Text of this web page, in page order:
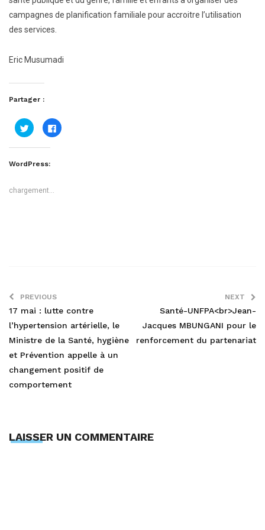
campagnes de planification familiale pour accroitre l’utilisation
des services.
Eric Musumadi
Partager :
Cliquez
pour
partager
sur
dans
une
Cliquez
pour
WordPress:
chargement…
PREVIOUS
17 mai : lutte contre
l’hypertension artérielle, le
Ministre de la Santé, hygiène
et Prévention appelle à un
changement positif de
comportement
NEXT
Santé-UNFPA<br>Jean-
Jacques MBUNGANI pour le
renforcement du partenariat
LAISSER UN COMMENTAIRE